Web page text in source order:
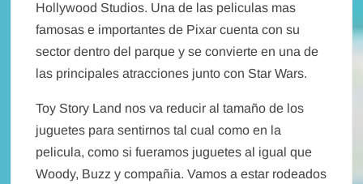
Hollywood Studios. Una de las peliculas mas
famosas e importantes de Pixar cuenta con su
sector dentro del parque y se convierte en una de
las principales atracciones junto con Star Wars.
Toy Story Land nos va reducir al tamaño de los
juguetes para sentirnos tal cual como en la
pelicula, como si fueramos juguetes al igual que
Woody, Buzz y compañia. Vamos a estar rodeados